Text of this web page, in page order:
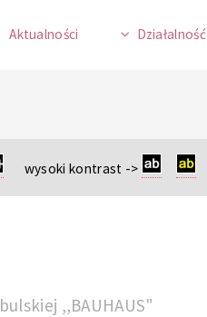
Aktualności Działalność
wysoki kontrast ->
,,BAUHAUS"